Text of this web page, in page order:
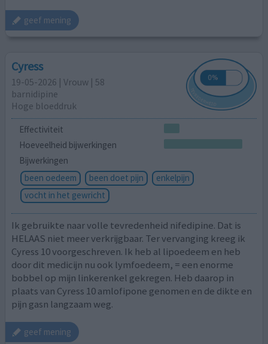
geef mening
Cyress
19-05-2026 | Vrouw | 58
barnidipine
Hoge bloeddruk
Effectiviteit
Hoeveelheid bijwerkingen
Bijwerkingen
been oedeem
been doet pijn
enkelpijn
vocht in het gewricht
Ik gebruikte naar volle tevredenheid nifedipine. Dat is
HELAAS niet meer verkrijgbaar. Ter vervanging kreeg ik
Cyress 10 voorgeschreven. Ik heb al lipoedeem en heb
door dit medicijn nu ook lymfoedeem, = een enorme
bobbel op mijn linkerenkel gekregen. Heb daarop in
plaats van Cyress 10 amlofipone genomen en de dikte en
pijn gasn langzaam weg.
geef mening